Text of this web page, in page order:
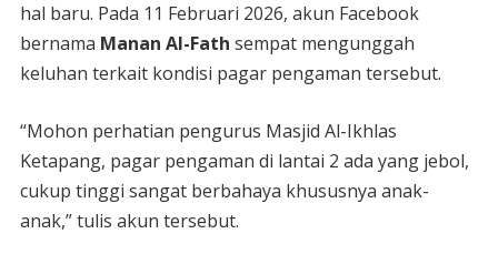
hal baru. Pada 11 Februari 2026, akun Facebook
bernama Manan Al-Fath sempat mengunggah
keluhan terkait kondisi pagar pengaman tersebut.
“Mohon perhatian pengurus Masjid Al-Ikhlas
Ketapang, pagar pengaman di lantai 2 ada yang jebol,
cukup tinggi sangat berbahaya khususnya anak-
anak,” tulis akun tersebut.